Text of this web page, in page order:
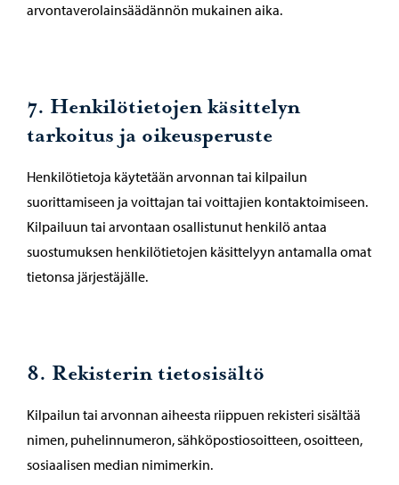
arvontaverolainsäädännön mukainen aika.
7. Henkilötietojen käsittelyn
tarkoitus ja oikeusperuste
Henkilötietoja käytetään arvonnan tai kilpailun
suorittamiseen ja voittajan tai voittajien kontaktoimiseen.
Kilpailuun tai arvontaan osallistunut henkilö antaa
suostumuksen henkilötietojen käsittelyyn antamalla omat
tietonsa järjestäjälle.
8. Rekisterin tietosisältö
Kilpailun tai arvonnan aiheesta riippuen rekisteri sisältää
nimen, puhelinnumeron, sähköpostiosoitteen, osoitteen,
sosiaalisen median nimimerkin.